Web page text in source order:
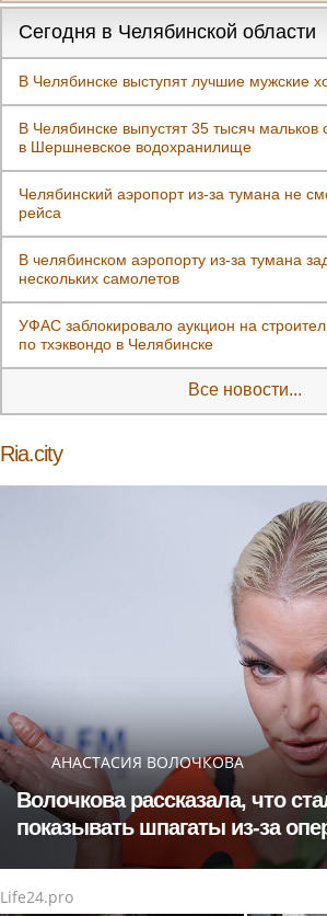
Сегодня в Челябинской области
В Челябинске выступят лучшие мужские
В Челябинске выпустят 35 тысяч мальков
в Шершневское водохранилище
Челябинский аэропорт из‑за тумана не
рейса
В челябинском аэропорту из-за тумана
нескольких самолетов
УФАС заблокировало аукцион на
по тхэквондо в Челябинске
Все новости...
Ria.city
АНАСТАСИЯ ВОЛОЧКОВА
Волочкова рассказала, что
показывать шпагаты из-за
Life24.pro